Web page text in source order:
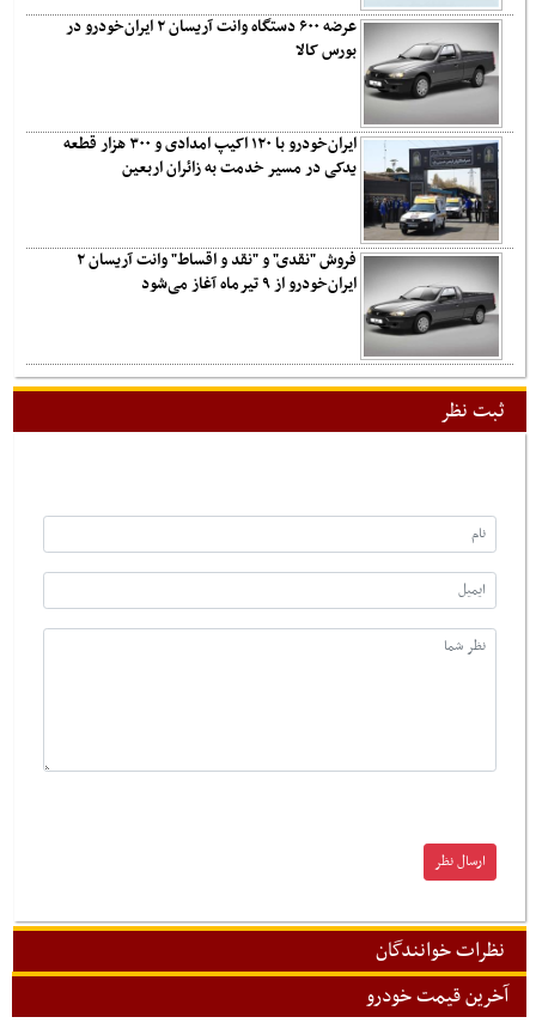
عرضه ۶۰۰ دستگاه وانت آریسان ۲ ایران‌خودرو در
بورس کالا
ایران‌خودرو با ۱۲۰ اکیپ امدادی و ۳۰۰ هزار قطعه
یدکی در مسیر خدمت به زائران اربعین
فروش "نقدی" و "نقد و اقساط" وانت آریسان ۲
ایران‌خودرو از ۹ تیرماه آغاز می‌شود
ثبت نظر
نظرات خوانندگان
آخرین قیمت خودرو